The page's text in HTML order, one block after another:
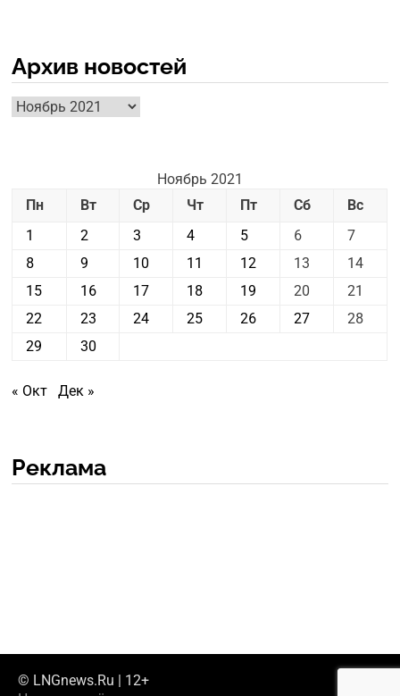
Архив новостей
Архив
новостей
Ноябрь 2021
Пн
Вт Ср Чт Пт Сб
Вс
1
2 3 4 5 6
7
8
9 10 11 12 13
14
15
16 17 18 19 20
21
22
23 24 25 26 27
28
29
30
« Окт Дек »
Реклама
© LNGnews.Ru | 12+